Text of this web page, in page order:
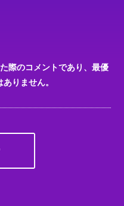
際のコメントであり、最優
りません。